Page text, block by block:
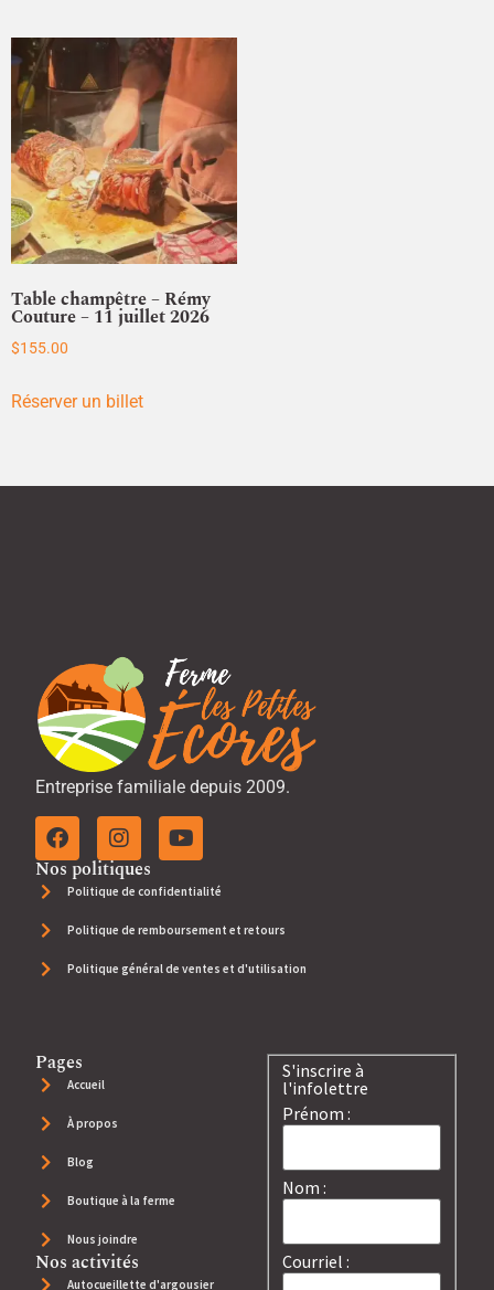
Table champêtre – Rémy
Couture – 11 juillet 2026
$155.00
Réserver un billet
Entreprise familiale depuis 2009.
Nos politiques
Politique de confidentialité
Politique de remboursement et retours
Politique général de ventes et d'utilisation
Pages
Accueil
À propos
Blog
Boutique à la ferme
Nous joindre
Nos activités
Autocueillette d'argousier
S'inscrire à
l'infolettre
Prénom :
Nom :
Courriel :